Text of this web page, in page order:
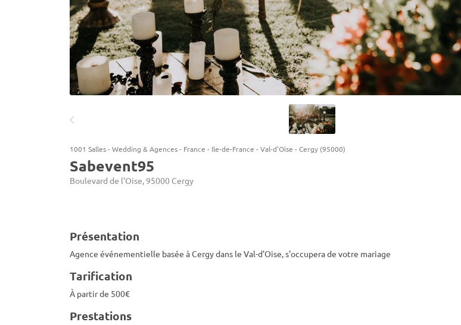
1001 Salles-Wedding & Agences- France - Ile-de-France -Val-d'Oise -Cergy (95000)
Sabevent95
Boulevard de l'Oise, 95000 Cergy
Présentation
Agence événementielle basée à Cergy dans le Val-d'Oise, s'occupera de votre mariage
Tarification
À partir de 500€
Prestations